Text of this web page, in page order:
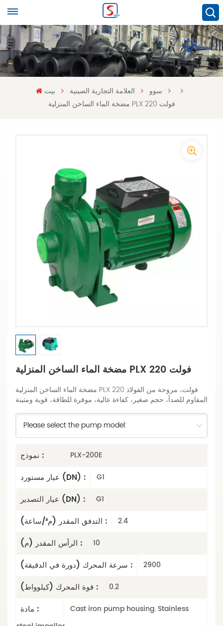
بيت العلامة التجارية الصينية
سوو
مضخة الماء الساخن المنزلية PLX 220 فولت
مضخة الماء الساخن المنزلية PLX 220 فولت
مضخة الماء الساخن المنزلية PLX 220 فولت، مروحة من الفولاذ
المقاوم للصدأ، حجم صغير، كفاءة عالية، موفرة للطاقة، قوية ومتينة
نموذج : PLX-200E
عيار مستورد (DN) : G1
عيار التصدير (DN) : G1
التدفق المقدر (م³/ساعة) : 2.4
الرأس المقدر (م) : 10
سرعة المحرك (دورة في الدقيقة) : 2900
قوة المحرك (كيلوواط) : 0.2
مادة :
Cast iron pump housing. Stainless